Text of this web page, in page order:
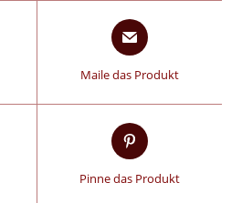
Maile das Produkt
Pinne das Produkt